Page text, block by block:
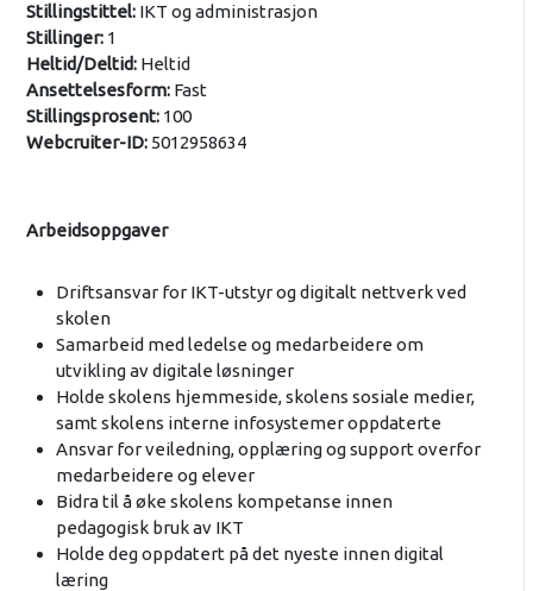
Stillingstittel:IKT og administrasjon
Stillinger:1
Heltid/Deltid:Heltid
Ansettelsesform:Fast
Stillingsprosent:100
Webcruiter-ID:5012958634
Arbeidsoppgaver
Driftsansvar for IKT-utstyr og digitalt nettverk ved
skolen
Samarbeid med ledelse og medarbeidere om
utvikling av digitale løsninger
Holde skolens hjemmeside, skolens sosiale medier,
samt skolens interne infosystemer oppdaterte
Ansvar for veiledning, opplæring og support overfor
medarbeidere og elever
Bidra til å øke skolens kompetanse innen
pedagogisk bruk av IKT
Holde deg oppdatert på det nyeste innen digital
læring